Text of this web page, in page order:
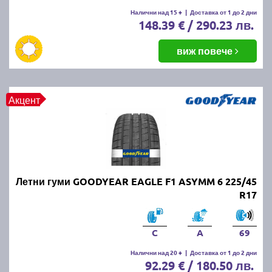
Летните гуми се считат за износени, когато
дълбочината на протектора падне под 1.6 мм.
Въпреки това, за по-добро сцепление и
безопасност се препоръчва смяната им при
дълбочина под 3 мм.
ПРОЧЕТИ ОЩЕ:Има ли закон за зимни гуми в
България?
Можем ли да шофираме със
зимни гуми през лятото?
Въпреки че е законно, не се препоръчва, защото
зимните гуми са направени от по-мека смес, която
се износва по-бързо при високи температури.
Освен това, те имат по-дълъг спирачен път и по-
слабо сцепление на суха и мокра настилка през
Налични над 15 + | Доставка от 1 до 2 дни
148.39 € / 290.23 лв.
виж повече
Акцент
Летни гуми GOODYEAR EAGLE F1 ASYMM 6 225/45
R17
C A 69
Налични над 20 + | Доставка от 1 до 2 дни
92.29 € / 180.50 лв.